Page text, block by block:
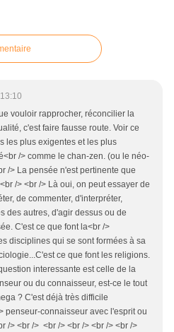
vouloir rapprocher, réconcilier la
c'est faire fausse route. Voir ce
les plus exigentes et les plus
/> comme le chan-zen. (ou le néo-
/> La pensée n'est pertinente que
/> <br /> Là oui, on peut essayer de
de commenter, d'interpréter,
des autres, d'agir dessus ou de
C'est ce que font la<br />
disciplines qui se sont formées à sa
ce que font les religions.
interessante est celle de la
ou du connaisseur, est-ce le tout
? C'est déjà très difficile
penseur-connaisseur avec l'esprit ou
/> <br /> <br /> <br /> <br /> <br />